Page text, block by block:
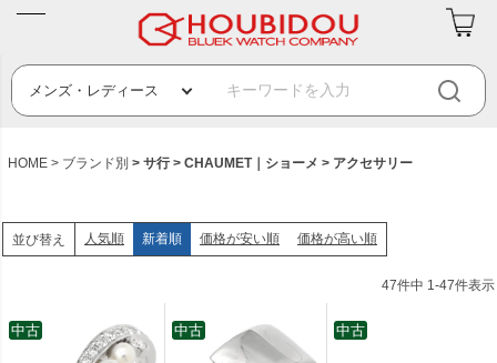
HOME ブランド別 サ行 CHAUMET｜ショーメ アクセサリー
並び替え 人気順 新着順 価格が安い順 価格が高い順
47件中 1-47件表示
中古 中古 中古